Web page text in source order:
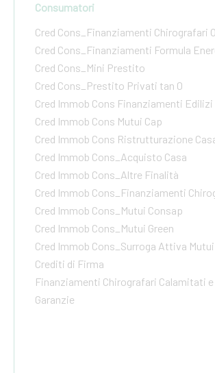
Consumatori
Cred Cons_Finanziamenti Chirografari
Cred Cons_Finanziamenti Formula
Cred Cons_Mini Prestito
Cred Cons_Prestito Privati tan 0
Cred Immob Cons Finanziamenti Edilizi
Cred Immob Cons Mutui Cap
Cred Immob Cons Ristrutturazione
Cred Immob Cons_Acquisto Casa
Cred Immob Cons_Altre Finalità
Cred Immob Cons_Finanziamenti
Cred Immob Cons_Mutui Consap
Cred Immob Cons_Mutui Green
Cred Immob Cons_Surroga Attiva
Crediti di Firma
Finanziamenti Chirografari Calamitati
Garanzie